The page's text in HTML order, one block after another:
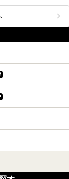
なおすすめ宿や、日帰
を堪能できる観光スポ
泉旅行を計画している
伝えしますので、ぜ